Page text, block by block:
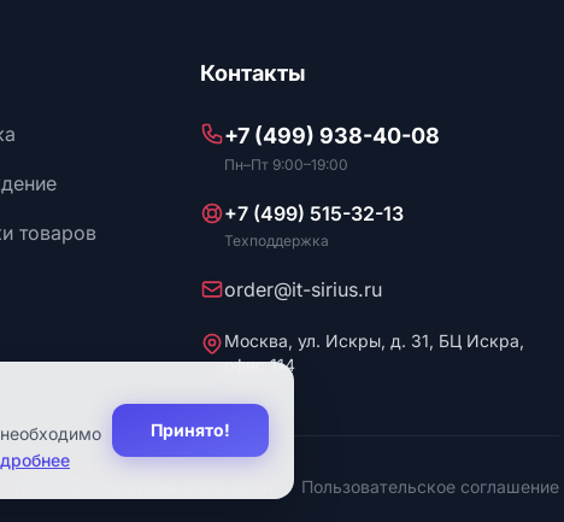
товаров
Контакты
+7 (499) 938-40-08
Пн–Пт 9:00–19:00
+7 (499) 515-32-13
Техподдержка
order@it-sirius.ru
Москва, ул. Искры, д. 31, БЦ Искра,
офис 114
Пользовательское соглашение
Принято!